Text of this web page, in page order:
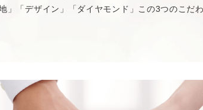
」「デザイン」「ダイヤモンド」この3つのこだ